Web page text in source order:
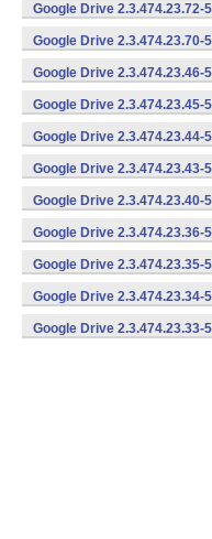
Google Drive 2.3.474.23.72-
Google Drive 2.3.474.23.70-
Google Drive
Google Drive
Google Drive
Google Drive
Google Drive
Google Drive
Google Drive
Google Drive
Google Drive